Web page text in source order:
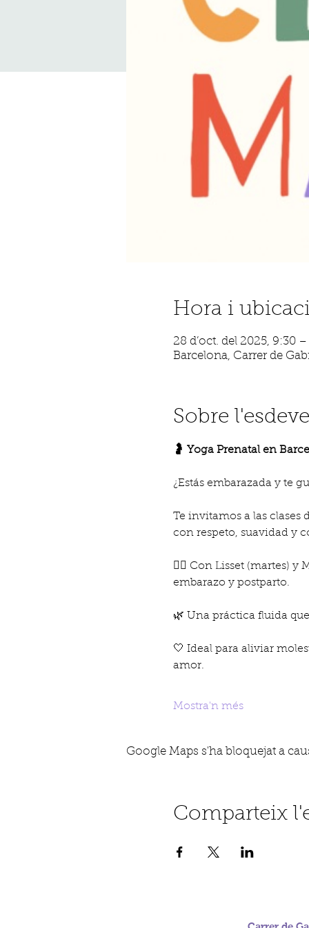
Hora i
28 d’oct. del 2025, 9:30 –
Barcelona, Carrer de
Sobre
🤰 Yoga Prenatal en
¿Estás embarazada y te
Te invitamos a las clases
con respeto, suavidad y
🧘‍♀️ Con Lisset (martes) y
embarazo y postparto.
🌿 Una práctica fluida
🤍 Ideal para aliviar
amor.
Mostra'n més
Google Maps s'ha bloquejat a
Comparteix